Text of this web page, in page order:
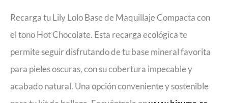
Recarga tu Lily Lolo Base de Maquillaje Compacta con
el tono Hot Chocolate. Esta recarga ecológica te
permite seguir disfrutando de tu base mineral favorita
para pieles oscuras, con su cobertura impecable y
acabado natural. Una opción conveniente y sostenible